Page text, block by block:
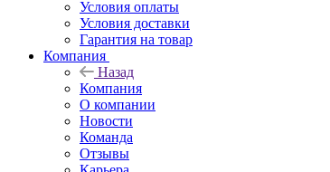
Условия оплаты
Условия доставки
Гарантия на товар
Компания
Назад
Компания
О компании
Новости
Команда
Отзывы